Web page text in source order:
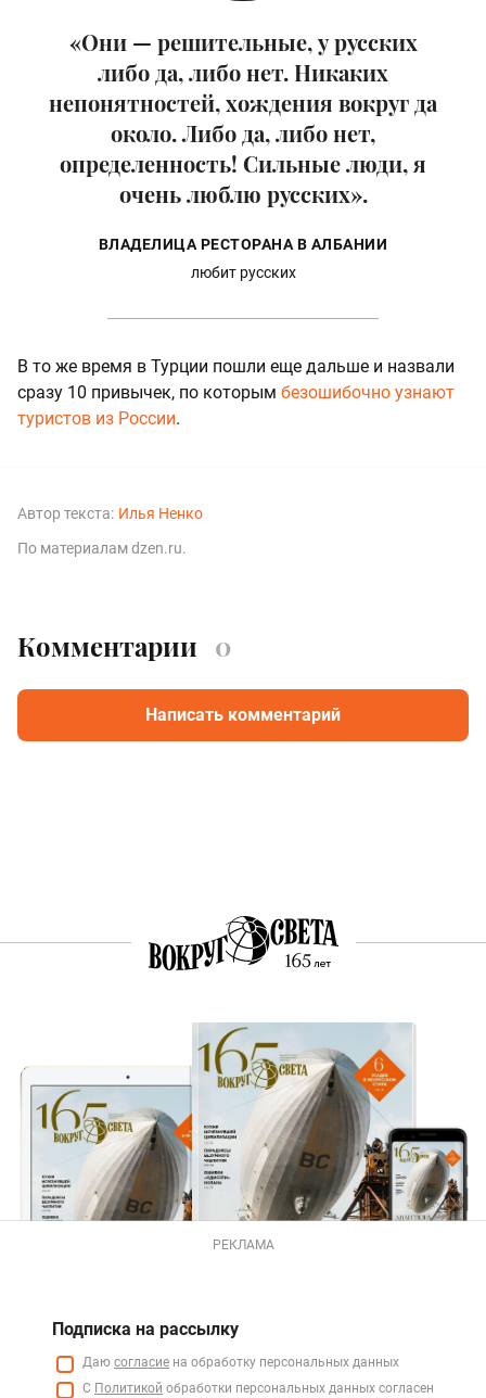
«Они — решительные, у русских
либо да, либо нет. Никаких
непонятностей, хождения вокруг да
около. Либо да, либо нет,
определенность! Сильные люди, я
очень люблю русских».
ВЛАДЕЛИЦА РЕСТОРАНА В АЛБАНИИ
любит русских
В то же время в Турции пошли еще дальше и назвали
сразу 10 привычек, по которым безошибочно узнают
туристов из России.
Автор текста: Илья Ненко
По материалам dzen.ru.
Комментарии 0
Написать комментарий
РЕКЛАМА
Подписка на рассылку
Даю согласие на обработку персональных данных
С Политикой обработки персональных данных согласен